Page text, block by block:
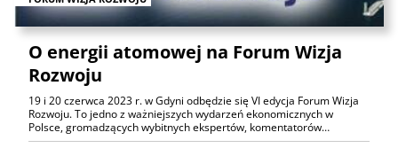
O energii atomowej na Forum Wizja
Rozwoju
19 i 20 czerwca 2023 r. w Gdyni odbędzie się VI edycja Forum Wizja
Rozwoju. To jedno z ważniejszych wydarzeń ekonomicznych w
Polsce, gromadzących wybitnych ekspertów, komentatorów…